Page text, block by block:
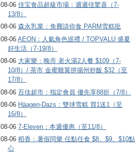
08-06 佳宝食品超級市場：週週佳驚喜（7-
13/8）
08-06 森永乳業：免費請你食 PARM雪糕批
08-06 AEON：人氣角色巡禮 / TOPVALU 盛夏
好生活（7-19/8）
08-06 大家樂：晚市 老火湯2人餐 $109（7-
10/8）/ 茶市 金蜜雞翼拼揚州炒飯 $32（至
17/8）
08-06 百佳超市：指定會員 優先享88折（7/8）
08-06 Häagen-Dazs ：雙球雪糕 買1送1（至
16/8）
08-06 7-Eleven：本週優惠（至11/8）
08-06 稻香：暑假同樂 任點任食 $8、$9、$10點
心